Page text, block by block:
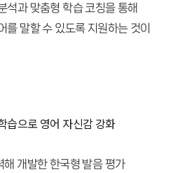
석과 맞춤형 학습 코칭을 통해
를 말할 수 있도록 지원하는 것이
습으로 영어 자신감 강화
개발한 한국형 발음 평가